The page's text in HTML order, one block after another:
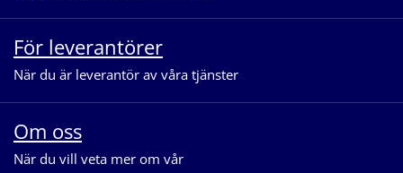
För leverantörer
När du är leverantör av våra tjänster
Om oss
När du vill veta mer om vår